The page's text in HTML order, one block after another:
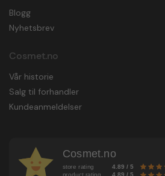
Blogg
Nyhetsbrev
Cosmet.no
Vår historie
Salg til forhandler
Kundeanmeldelser
Cosmet.no
store rating 4.89 / 5